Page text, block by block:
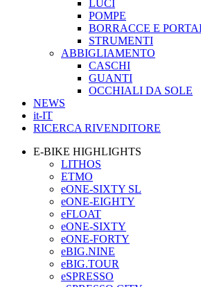
LUCI
POMPE
BORRACCE E
STRUMENTI
ABBIGLIAMENTO
CASCHI
GUANTI
OCCHIALI DA SOLE
NEWS
it-IT
RICERCA RIVENDITORE
E-BIKE HIGHLIGHTS
LITHOS
ETMO
eONE-SIXTY SL
eONE-EIGHTY
eFLOAT
eONE-SIXTY
eONE-FORTY
eBIG.NINE
eBIG.TOUR
eSPRESSO